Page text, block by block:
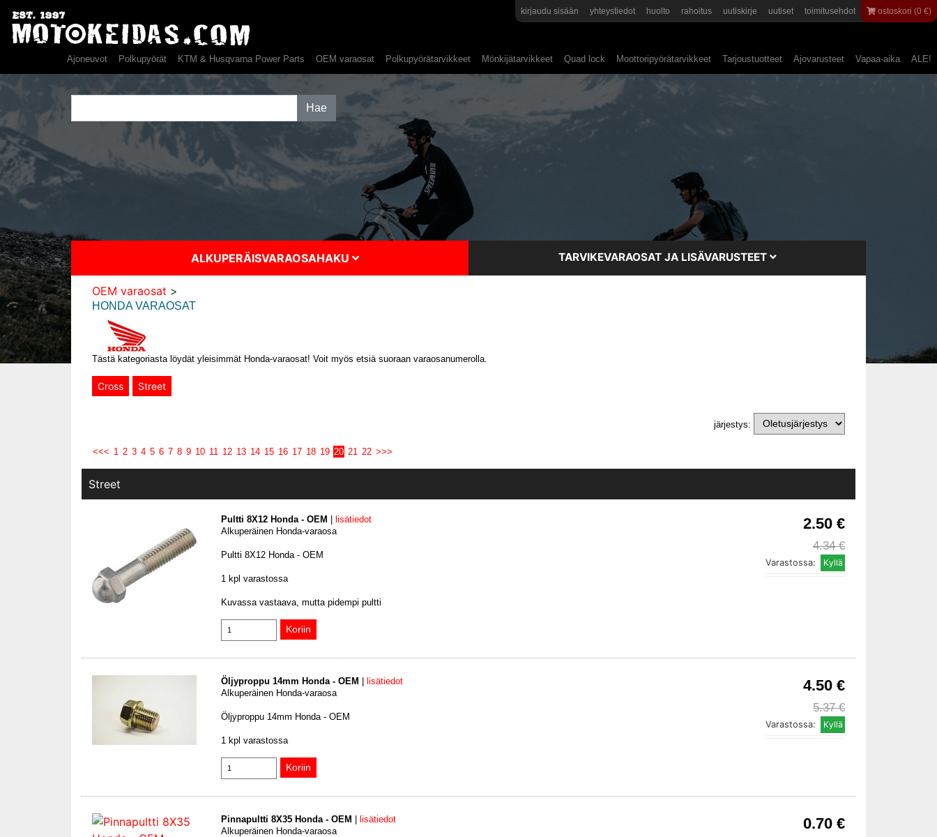
kirjaudu sisään yhteystiedot huolto rahoitus uutiskirje uutiset toimitusehdot ostoskori (0 €)
Ajoneuvot Polkupyörät KTM & Husqvarna Power Parts OEM varaosat Polkupyörätarvikkeet Mönkijätarvikkeet Quad lock Moottoripyörätarvikkeet Tarjoustuotteet Ajovarusteet Vapaa-aika ALE!
ALKUPERÄISVARAOSAHAKU TARVIKEVARAOSAT JA LISÄVARUSTEET
OEM varaosat >
HONDA VARAOSAT
Tästä kategoriasta löydät yleisimmät Honda-varaosat! Voit myös etsiä suoraan varaosanumerolla.
Cross Street
järjestys:
<<< 1 2 3 4 5 6 7 8 9 10 11 12 13 14 15 16 17 18 19 20 21 22 >>>
Street
2.50 €
4.34 €
Varastossa:
Pultti 8X12 Honda - OEM
lisätiedot
Alkuperäinen Honda-varaosa
Pultti 8X12 Honda - OEM
1 kpl varastossa
Kuvassa vastaava, mutta pidempi pultti
4.50 €
5.37 €
Varastossa:
Öljyproppu 14mm Honda - OEM
lisätiedot
Alkuperäinen Honda-varaosa
Öljyproppu 14mm Honda - OEM
1 kpl varastossa
0.70 €
Pinnapultti 8X35 Honda - OEM
lisätiedot
Alkuperäinen Honda-varaosa